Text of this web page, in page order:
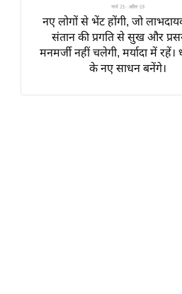
टेक्नॉलॉजी
ब्यूटी/फैशन
घरेलू नुस्खे
पर्यटन स्थल
फिटनेस मंत्रा
नए लोगों से भेंट होंगी, जो
संतान की प्रगति से सुख और
मनमर्जी नहीं चलेगी, मर्यादा में रहें।
के नए साधन बनेंगे।